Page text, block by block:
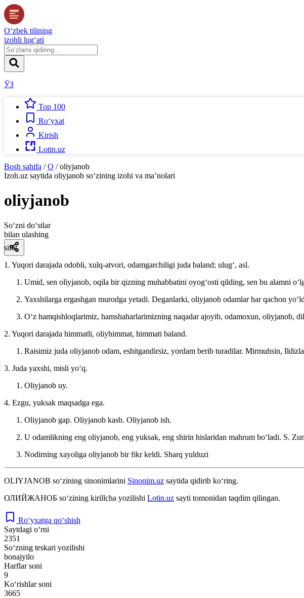
O‘zbek tilining
izohli lug‘ati
ЎЗ
Top 100
Ro‘yxat
Kirish
Lotin.uz
Bosh sahifa / O / oliyjanob
Izoh.uz saytida oliyjanob so‘zining izohi va ma’nolari
oliyjanob
So‘zni do‘stlar
bilan ulashing
sifat
1. Yuqori darajada odobli, xulq-atvori, odamgarchiligi juda baland; ulugʻ, asl.
Umid, sen oliyjanob, oqila bir qizning muhabbatini oyogʻosti qilding, sen bu alamni
Yaxshilarga ergashgan murodga yetadi. Deganlarki, oliyjanob odamlar har qachon
Oʻz hamqishloqlarimiz, hamshaharlarimizning naqadar ajoyib, odamoxun, oliyjanob,
2. Yuqori darajada himmatli, oliyhimmat, himmati baland.
Raisimiz juda oliyjanob odam, eshitgandirsiz, yordam berib turadilar. Mirmuhsin,
3. Juda yaxshi, misli yoʻq.
Oliyjanob uy.
4. Ezgu, yuksak maqsadga ega.
Oliyjanob gap. Oliyjanob kasb. Oliyjanob ish.
U odamlikning eng oliyjanob, eng yuksak, eng shirin hislaridan mahrum boʻladi. S.
Nodirning xayoliga oliyjanob bir fikr keldi. Sharq yulduzi
OLIYJANOB so‘zining sinonimlarini Sinonim.uz saytida qidirib ko‘ring.
ОЛИЙЖАНОБ so‘zining kirillcha yozilishi Lotin.uz sayti tomonidan taqdim qilingan.
Ro‘yxatga qo‘shish
Saytdagi o‘rni
2351
So‘zning teskari yozilishi
bonajyilo
Harflar soni
9
Ko‘rishlar soni
3665